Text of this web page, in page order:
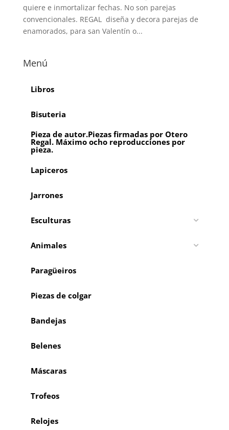
quiere e inmortalizar fechas. No son parejas
convencionales. REGAL diseña y decora parejas de
enamorados, para san Valentín o...
Menú
Libros
Bisuteria
Pieza de autor.Piezas firmadas por Otero
Regal. Máximo ocho reproducciones por
pieza.
Lapiceros
Jarrones
Esculturas
Animales
Paragüeiros
Piezas de colgar
Bandejas
Belenes
Máscaras
Trofeos
Relojes